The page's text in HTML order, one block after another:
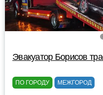
Эвакуатор Борисов
ПО ГОРОДУ МЕЖГОРОД